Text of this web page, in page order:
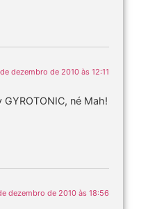
dezembro de 2010 às 12:11
né Mah!
dezembro de 2010 às 18:56